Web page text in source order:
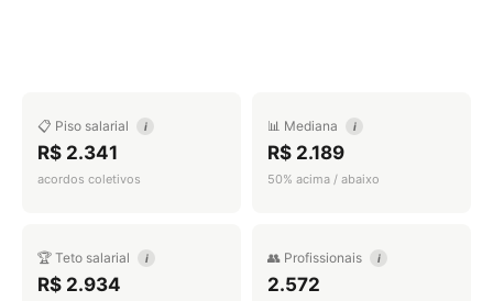
📋 Piso salarial i
R$ 2.341
acordos coletivos
📊 Mediana i
R$ 2.189
50% acima / abaixo
🏆 Teto salarial i
R$ 2.934
👥 Profissionais i
2.572